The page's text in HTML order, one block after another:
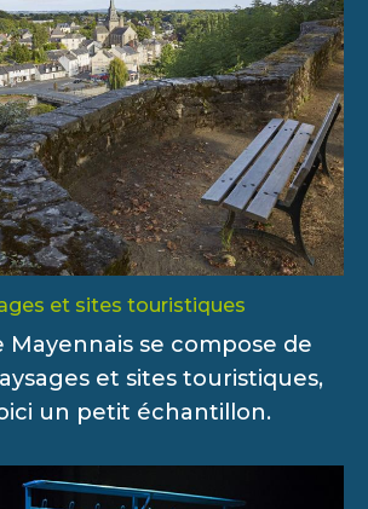
et sites touristiques
Mayennais se compose de
et sites touristiques,
un petit échantillon.